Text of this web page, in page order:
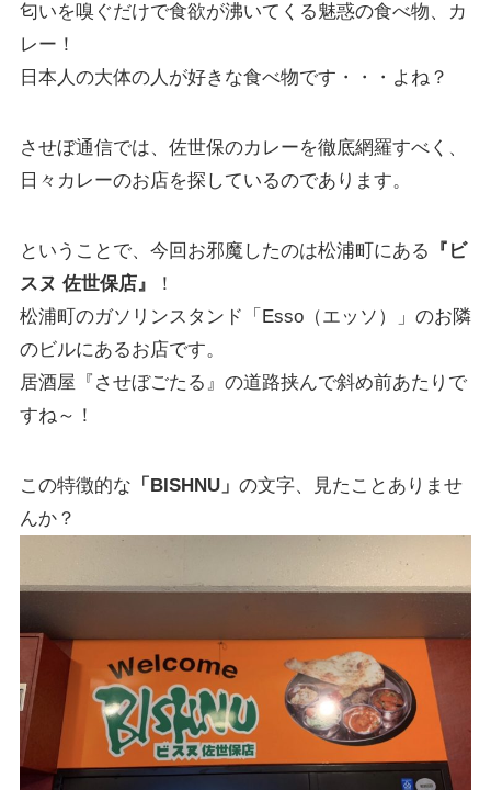
匂いを嗅ぐだけで食欲が沸いてくる魅惑の食べ物、カ
レー！
日本人の大体の人が好きな食べ物です・・・よね？
させぼ通信では、佐世保のカレーを徹底網羅すべく、
日々カレーのお店を探しているのであります。
ということで、今回お邪魔したのは松浦町にある
『ビ
スヌ 佐世保店』
！
松浦町のガソリンスタンド「Esso（エッソ）」のお隣
のビルにあるお店です。
居酒屋『させぼごたる』の道路挟んで斜め前あたりで
すね～！
この特徴的な 「BISHNU」 の文字、見たことありませ
んか？